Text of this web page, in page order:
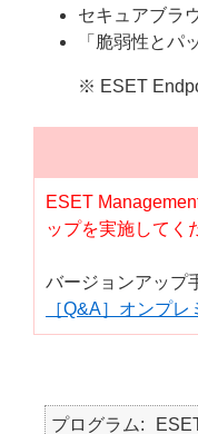
セキュアブラ
「脆弱性とパ
※ ESET
ESET
ップを実施してく
バージョンアップ
［Q&A］オンプ
プログラム